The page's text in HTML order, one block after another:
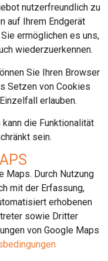
nutzerfreundlich zu
auf Ihrem Endgerät
ermöglichen es uns,
wiederzuerkennen.
Sie Ihren Browser
Setzen von Cookies
erlauben.
die Funktionalität
sein.
Maps. Durch Nutzung
mit der Erfassung,
erhobenen
sowie Dritter
von Google Maps